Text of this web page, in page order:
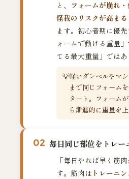
と、
フォームが崩れ
怪我のリスクが高まる
ます。初心者期に優
ォームで動ける重量
てる最大重量」ではあ
軽いダンベルやマ
まで同じフォーム
タート。フォーム
ら漸進的に重量を上
02 毎日同じ部位をトレー
「毎日やれば早く筋
す。筋肉は トレーニ